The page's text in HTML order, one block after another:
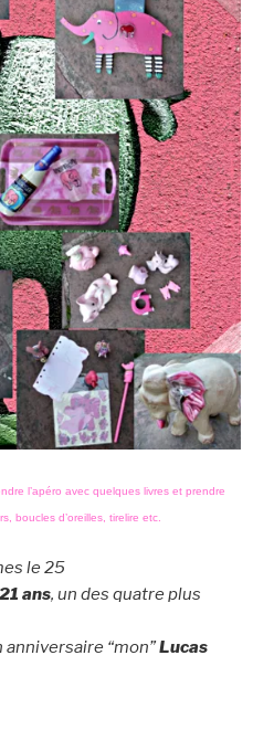
l’apéro avec quelques livres et prendre
boucles d’oreilles, tirelire etc.
le 25
21 ans, un des quatre plus
anniversaire “mon”Lucas